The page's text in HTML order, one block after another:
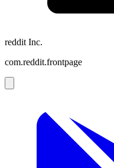
reddit Inc.
com.reddit.frontpage